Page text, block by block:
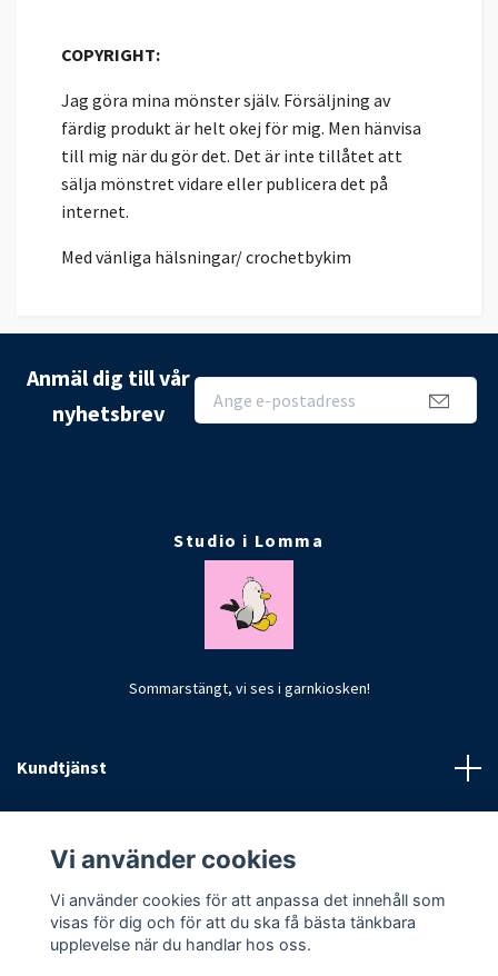
COPYRIGHT:
Jag göra mina mönster själv. Försäljning av
färdig produkt är helt okej för mig. Men hänvisa
till mig när du gör det. Det är inte tillåtet att
sälja mönstret vidare eller publicera det på
internet.
Med vänliga hälsningar/ crochetbykim
Anmäl dig till vår
nyhetsbrev
Studio i Lomma
Sommarstängt, vi ses i garnkiosken!
Kundtjänst
Vi använder cookies
Vi använder cookies för att anpassa det innehåll som
visas för dig och för att du ska få bästa tänkbara
upplevelse när du handlar hos oss.